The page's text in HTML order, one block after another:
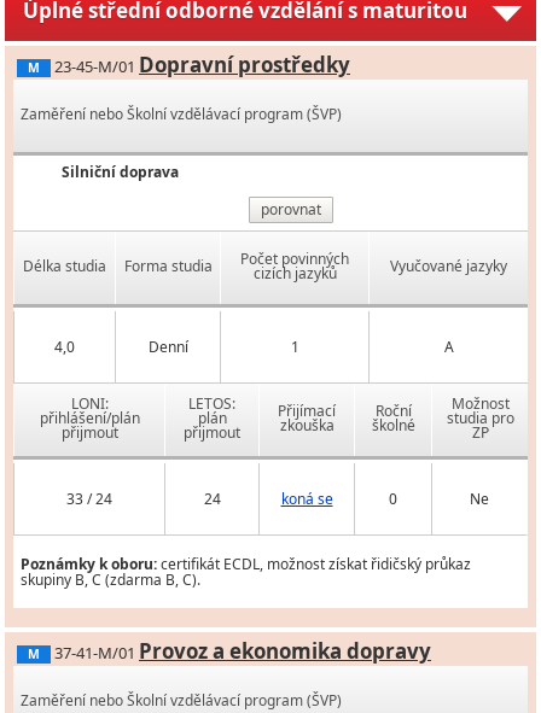
Úplné střední odborné vzdělání s maturitou
M 23-45-M/01 Dopravní prostředky
Zaměření nebo Školní vzdělávací program (ŠVP)
Silniční doprava
porovnat
Délka studia Forma studia Počet povinných
cizích jazyků Vyučované jazyky
4,0 Denní 1 A
LONI:
přihlášení/plán
přijmout
LETOS:
plán
přijmout
Přijímací
zkouška
Roční
školné
Možnost
studia pro
ZP
33 / 24 24 koná se 0 Ne
Poznámky k oboru:certifikát ECDL, možnost získat řidičský průkaz
skupiny B, C (zdarma B, C).
M 37-41-M/01 Provoz a ekonomika dopravy
Zaměření nebo Školní vzdělávací program (ŠVP)